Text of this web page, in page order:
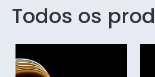
Todos os